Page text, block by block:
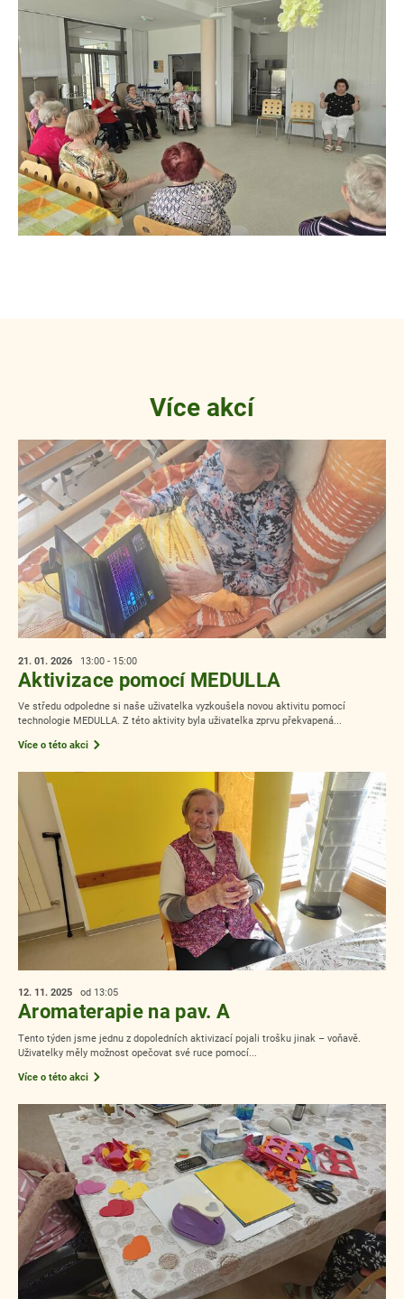
Více akcí
21. 01. 2026 13:00 - 15:00
Aktivizace pomocí MEDULLA
Ve středu odpoledne si naše uživatelka vyzkoušela novou aktivitu pomocí
technologie MEDULLA. Z této aktivity byla uživatelka zprvu překvapená...
Více o této akci
12. 11. 2025 od 13:05
Aromaterapie na pav. A
Tento týden jsme jednu z dopoledních aktivizací pojali trošku jinak – voňavě.
Uživatelky měly možnost opečovat své ruce pomocí...
Více o této akci